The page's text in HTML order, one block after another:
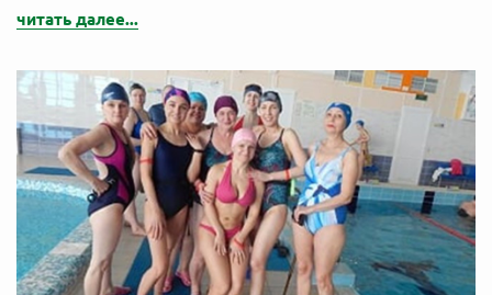
читать далее...